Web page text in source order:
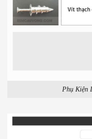
Phụ Kiện